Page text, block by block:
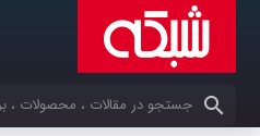
کلمات کلیدی خود را وارد کنید